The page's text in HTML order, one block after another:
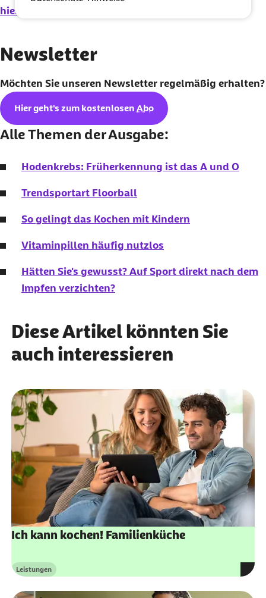
hier
Newsletter
Möchten Sie unseren Newsletter regelmäßig erhalten?
Hier geht's zum kostenlosen Abo
Alle Themen der Ausgabe:
Hodenkrebs: Früherkennung ist das A und O
Trendsportart Floorball
So gelingt das Kochen mit Kindern
Vitaminpillen häufig nutzlos
Hätten Sie's gewusst? Auf Sport direkt nach dem
Impfen verzichten?
Diese Artikel könnten Sie
auch interessieren
Ich kann kochen! Familienküche
Kategorie
Leistungen